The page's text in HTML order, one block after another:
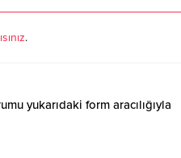
.
yukarıdaki form aracılığıyla